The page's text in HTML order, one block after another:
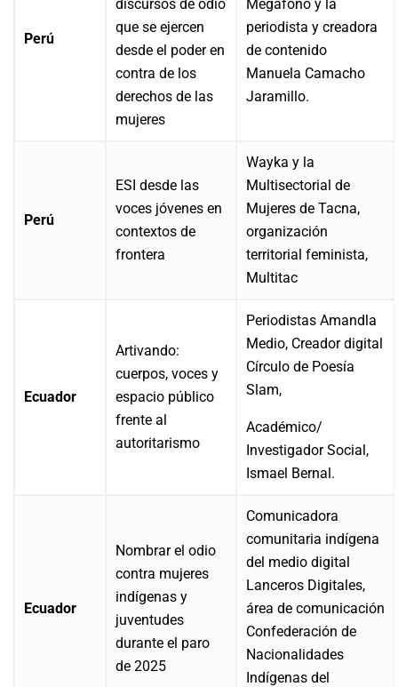
Perú
discursos de odio
que se ejercen
desde el poder en
contra de los
derechos de las
mujeres
Megáfono y la
periodista y creadora
de contenido
Manuela Camacho
Jaramillo.
Perú
ESI desde las
voces jóvenes en
contextos de
frontera
Wayka y la
Multisectorial de
Mujeres de Tacna,
organización
territorial feminista,
Multitac
Ecuador
Artivando:
cuerpos, voces y
espacio público
frente al
autoritarismo
Periodistas Amandla
Medio, Creador digital
Círculo de Poesía
Slam,
Académico/
Investigador Social,
Ismael Bernal.
Ecuador
Nombrar el odio
contra mujeres
indígenas y
juventudes
durante el paro
de 2025
Comunicadora
comunitaria indígena
del medio digital
Lanceros Digitales,
área de comunicación
Confederación de
Nacionalidades
Indígenas del